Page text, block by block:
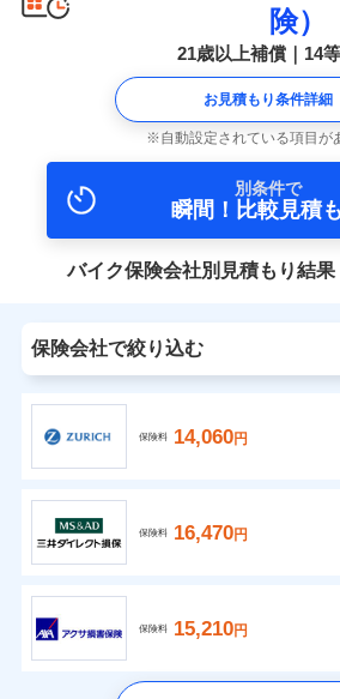
険）
21歳以上補償｜14
お見積もり条件詳細
自動設定されている項目が
別条件で
瞬間！比較見積
バイク保険会社別見積もり結果
保険会社で絞り込む
保険料 14,060円
保険料 16,470円
保険料 15,210円